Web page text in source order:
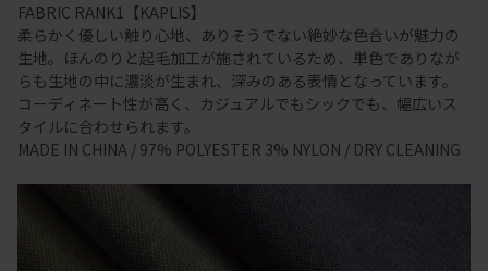
FABRIC RANK1【KAPLIS】
柔らかく優しい触り心地、ありそうでない絶妙な色合いが魅力の
生地。ほんのりと起毛加工が施されているため、単色でありなが
らも生地の中に濃淡が生まれ、深みのある表情となっています。
コーディネート性が高く、カジュアルでもシックでも、幅広いス
タイルに合わせられます。
MADE IN CHINA / 97% POLYESTER 3% NYLON / DRY CLEANING